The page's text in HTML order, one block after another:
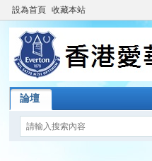
設為首頁 收藏本站
論壇